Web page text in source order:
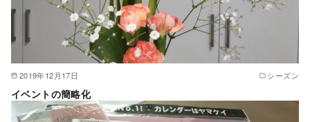
2019年12月17日 シーズン
イベントの簡略化